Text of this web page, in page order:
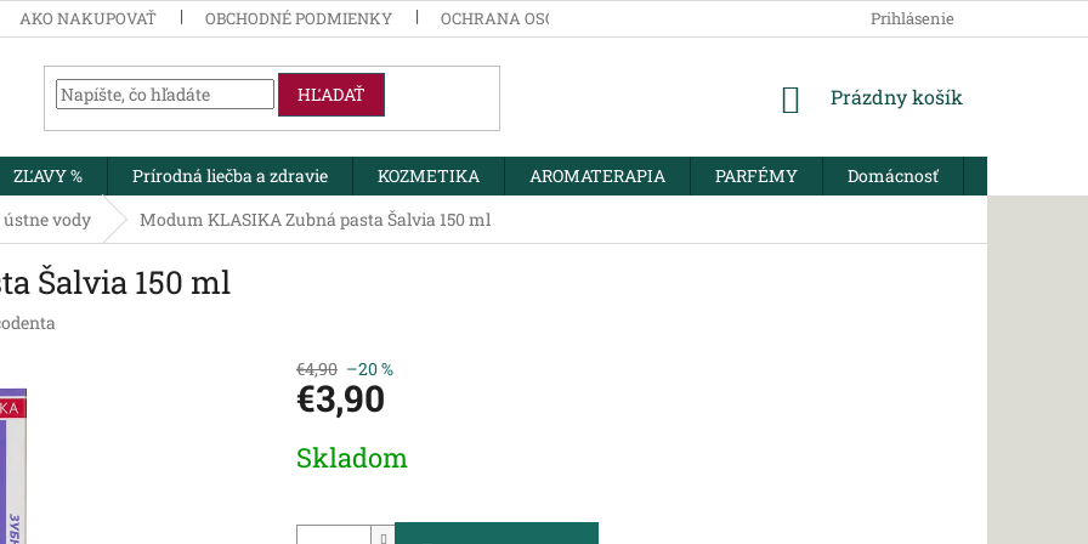
AKO NAKUPOVAŤ OBCHODNÉ PODMIENKY OCHRANA OSOBNÝCH ÚDAJOV Prihlásenie
HĽADAŤ
NÁKUPNÝ
Prázdny košík
ZĽAVY % Prírodná liečba a zdravie KOZMETIKA AROMATERAPIA PARFÉMY Domácnosť
vody Modum KLASIKA Zubná pasta Šalvia 150 ml
Šalvia 150 ml
€4,90 –20 %
€3,90
cena:
Skladom